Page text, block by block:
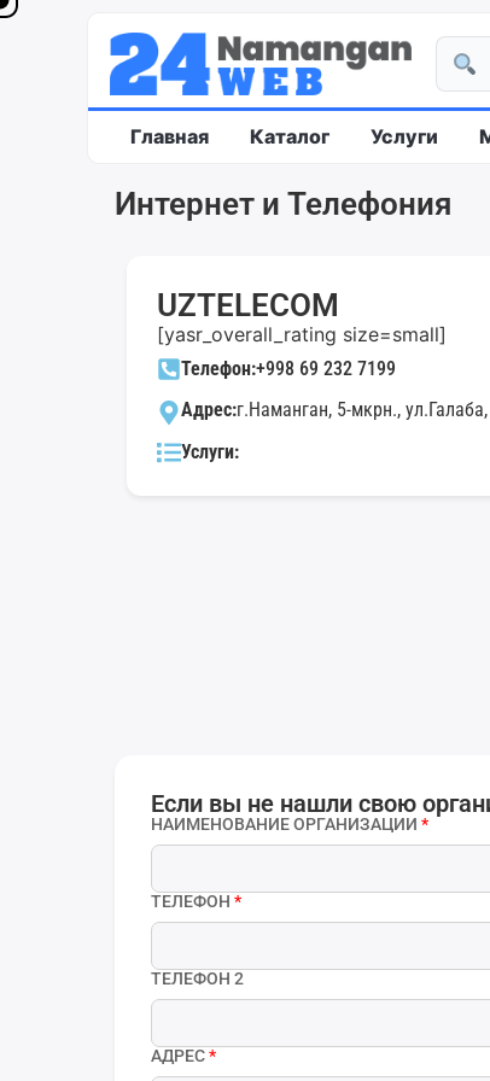
Главная Каталог Услуги
Интернет и Телефония
UZTELEСOM
[yasr_overall_rating size=small]
Телефон:+998 69 232 7199
Адрес:г.Наманган, 5-мкрн.,
Услуги:
Если вы не нашли свою
НАИМЕНОВАНИЕ ОРГАНИЗАЦИИ *
ТЕЛЕФОН *
ТЕЛЕФОН 2
АДРЕС*